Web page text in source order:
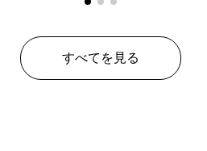
すべてを見る